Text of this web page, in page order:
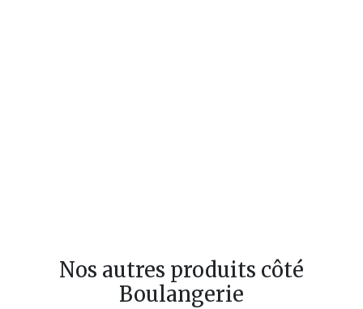
Nos autres produits côté
Boulangerie